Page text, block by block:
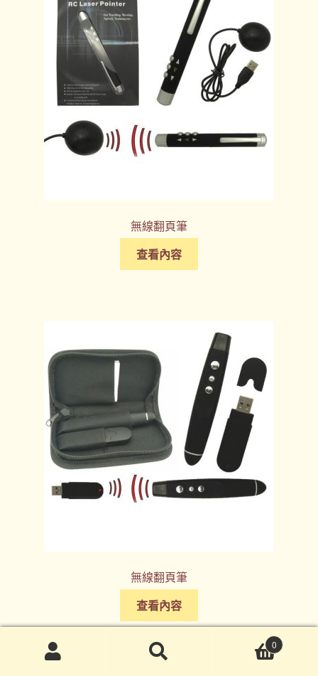
無線翻頁筆
查看內容
無線翻頁筆
查看內容
0